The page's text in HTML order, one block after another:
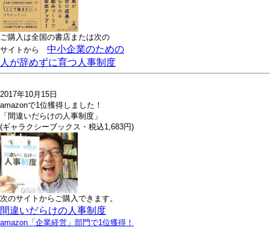
ご購入は全国の書店または次の
サイトから 中小企業のための
人が辞めずに育つ人事制度
2017年10月15日
amazonで1位獲得しました！
「間違いだらけの人事制度」
(ギャラクシーブックス・税込1,683円)
次のサイトからご購入できます。
間違いだらけの人事制度
amazon「企業経営」部門で1位獲得！